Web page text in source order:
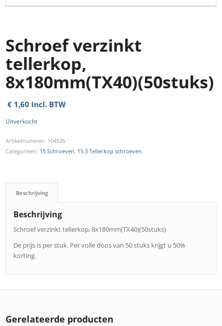
Schroef verzinkt
tellerkop,
8x180mm(TX40)(50stuks)
€ 1,60 Incl. BTW
Uitverkocht
Artikelnummer: 104535
Categorieën: 15 Schroeven 15.3 Tellerkop schroeven
Beschrijving
Beschrijving
Schroef verzinkt tellerkop, 8x180mm(TX40)(50stuks)
De prijs is per stuk. Per volle doos van 50 stuks krijgt u 50%
korting.
Gerelateerde producten